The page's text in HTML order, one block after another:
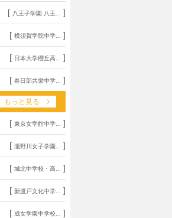
[ 八王子学園 八王... ]
[ 横須賀学院中学... ]
[ 日本大学櫻丘高... ]
[ 春日部共栄中学... ]
もっと見る
[ 東京女学館中学... ]
[ 瀧野川女子学園... ]
[ 城北中学校・高... ]
[ 新渡戸文化中学... ]
[ 成女学園中学校... ]